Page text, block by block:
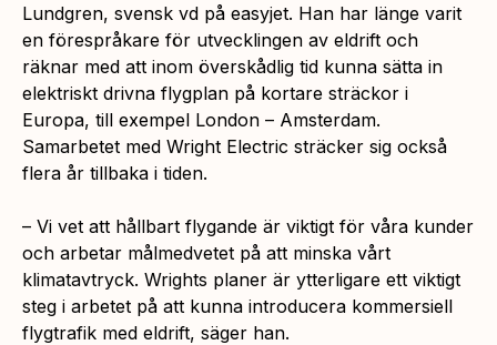
Lundgren, svensk vd på easyjet. Han har länge varit
en förespråkare för utvecklingen av eldrift och
räknar med att inom överskådlig tid kunna sätta in
elektriskt drivna flygplan på kortare sträckor i
Europa, till exempel London – Amsterdam.
Samarbetet med Wright Electric sträcker sig också
flera år tillbaka i tiden.
– Vi vet att hållbart flygande är viktigt för våra kunder
och arbetar målmedvetet på att minska vårt
klimatavtryck. Wrights planer är ytterligare ett viktigt
steg i arbetet på att kunna introducera kommersiell
flygtrafik med eldrift, säger han.